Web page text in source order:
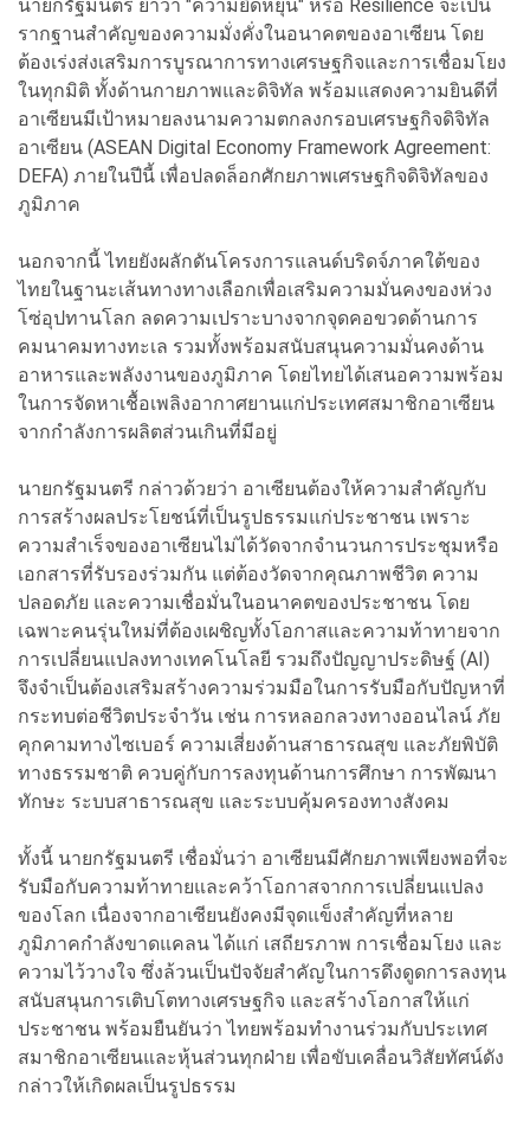
นายกรัฐมนตรี ย้ำว่า "ความยืดหยุ่น" หรือ Resilience จะเป็น
รากฐานสำคัญของความมั่งคั่งในอนาคตของอาเซียน โดย
ต้องเร่งส่งเสริมการบูรณาการทางเศรษฐกิจและการเชื่อมโยง
ในทุกมิติ ทั้งด้านกายภาพและดิจิทัล พร้อมแสดงความยินดีที่
อาเซียนมีเป้าหมายลงนามความตกลงกรอบเศรษฐกิจดิจิทัล
อาเซียน (ASEAN Digital Economy Framework Agreement:
DEFA) ภายในปีนี้ เพื่อปลดล็อกศักยภาพเศรษฐกิจดิจิทัลของ
ภูมิภาค
นอกจากนี้ ไทยยังผลักดันโครงการแลนด์บริดจ์ภาคใต้ของ
ไทยในฐานะเส้นทางทางเลือกเพื่อเสริมความมั่นคงของห่วง
โซ่อุปทานโลก ลดความเปราะบางจากจุดคอขวดด้านการ
คมนาคมทางทะเล รวมทั้งพร้อมสนับสนุนความมั่นคงด้าน
อาหารและพลังงานของภูมิภาค โดยไทยได้เสนอความพร้อม
ในการจัดหาเชื้อเพลิงอากาศยานแก่ประเทศสมาชิกอาเซียน
จากกำลังการผลิตส่วนเกินที่มีอยู่
นายกรัฐมนตรี กล่าวด้วยว่า อาเซียนต้องให้ความสำคัญกับ
การสร้างผลประโยชน์ที่เป็นรูปธรรมแก่ประชาชน เพราะ
ความสำเร็จของอาเซียนไม่ได้วัดจากจำนวนการประชุมหรือ
เอกสารที่รับรองร่วมกัน แต่ต้องวัดจากคุณภาพชีวิต ความ
ปลอดภัย และความเชื่อมั่นในอนาคตของประชาชน โดย
เฉพาะคนรุ่นใหม่ที่ต้องเผชิญทั้งโอกาสและความท้าทายจาก
การเปลี่ยนแปลงทางเทคโนโลยี รวมถึงปัญญาประดิษฐ์ (AI)
จึงจำเป็นต้องเสริมสร้างความร่วมมือในการรับมือกับปัญหาที่
กระทบต่อชีวิตประจำวัน เช่น การหลอกลวงทางออนไลน์ ภัย
คุกคามทางไซเบอร์ ความเสี่ยงด้านสาธารณสุข และภัยพิบัติ
ทางธรรมชาติ ควบคู่กับการลงทุนด้านการศึกษา การพัฒนา
ทักษะ ระบบสาธารณสุข และระบบคุ้มครองทางสังคม
ทั้งนี้ นายกรัฐมนตรี เชื่อมั่นว่า อาเซียนมีศักยภาพเพียงพอที่จะ
รับมือกับความท้าทายและคว้าโอกาสจากการเปลี่ยนแปลง
ของโลก เนื่องจากอาเซียนยังคงมีจุดแข็งสำคัญที่หลาย
ภูมิภาคกำลังขาดแคลน ได้แก่ เสถียรภาพ การเชื่อมโยง และ
ความไว้วางใจ ซึ่งล้วนเป็นปัจจัยสำคัญในการดึงดูดการลงทุน
สนับสนุนการเติบโตทางเศรษฐกิจ และสร้างโอกาสให้แก่
ประชาชน พร้อมยืนยันว่า ไทยพร้อมทำงานร่วมกับประเทศ
สมาชิกอาเซียนและหุ้นส่วนทุกฝ่าย เพื่อขับเคลื่อนวิสัยทัศน์ดัง
กล่าวให้เกิดผลเป็นรูปธรรม